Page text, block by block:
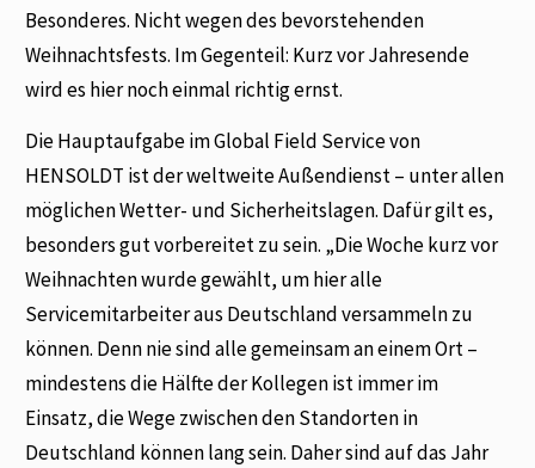
Besonderes. Nicht wegen des bevorstehenden
Weihnachtsfests. Im Gegenteil: Kurz vor Jahresende
wird es hier noch einmal richtig ernst.
Die Hauptaufgabe im Global Field Service von
HENSOLDT ist der weltweite Außendienst – unter allen
möglichen Wetter- und Sicherheitslagen. Dafür gilt es,
besonders gut vorbereitet zu sein. „Die Woche kurz vor
Weihnachten wurde gewählt, um hier alle
Servicemitarbeiter aus Deutschland versammeln zu
können. Denn nie sind alle gemeinsam an einem Ort –
mindestens die Hälfte der Kollegen ist immer im
Einsatz, die Wege zwischen den Standorten in
Deutschland können lang sein. Daher sind auf das Jahr